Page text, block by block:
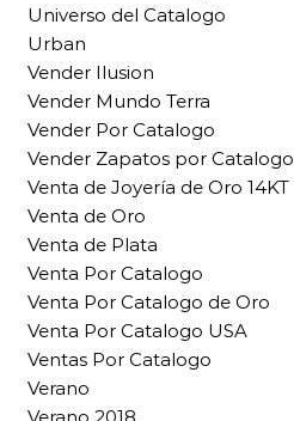
Universo del Catalogo
Urban
Vender Ilusion
Vender Mundo Terra
Vender Por Catalogo
Vender Zapatos por Catalogo
Venta de Joyería de Oro 14KT
Venta de Oro
Venta de Plata
Venta Por Catalogo
Venta Por Catalogo de Oro
Venta Por Catalogo USA
Ventas Por Catalogo
Verano